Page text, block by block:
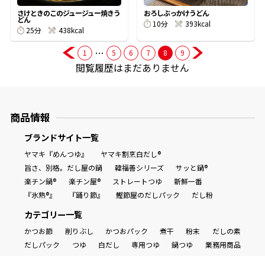
だしパック
さけときのこのジュージュー焼きう
どん
25分
438kcal
おろしぶっかけうどん
10分
393kcal
1 … 5 6 7 8 9
閲覧履歴はまだありません
商品情報
ブランドサイト一覧
ヤマキ『めんつゆ』
ヤマキ割烹白だし®
旨さ、別格。だし屋の鍋
韓福善シリーズ
サッと鍋®
楽チン鍋®
楽チン屋® ストレートつゆ
新鮮一番
『氷熟®』
『踊り節』 鰹節屋のだしパック だし粉
カテゴリー一覧
かつお節 削りぶし かつおパック 煮干 粉末
だしの素
だしパック
つゆ 白だし 専用つゆ 鍋つゆ 業務用商品